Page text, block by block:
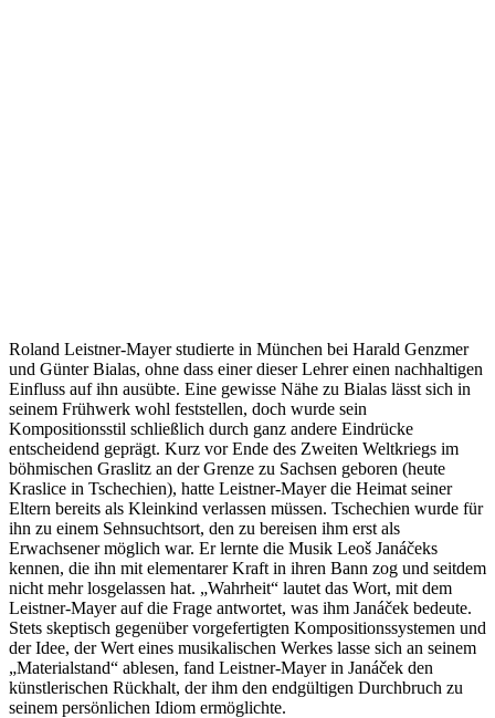
Roland Leistner-Mayer studierte in München bei Harald Genzmer
und Günter Bialas, ohne dass einer dieser Lehrer einen nachhaltigen
Einfluss auf ihn ausübte. Eine gewisse Nähe zu Bialas lässt sich in
seinem Frühwerk wohl feststellen, doch wurde sein
Kompositionsstil schließlich durch ganz andere Eindrücke
entscheidend geprägt. Kurz vor Ende des Zweiten Weltkriegs im
böhmischen Graslitz an der Grenze zu Sachsen geboren (heute
Kraslice in Tschechien), hatte Leistner-Mayer die Heimat seiner
Eltern bereits als Kleinkind verlassen müssen. Tschechien wurde für
ihn zu einem Sehnsuchtsort, den zu bereisen ihm erst als
Erwachsener möglich war. Er lernte die Musik Leoš Janáčeks
kennen, die ihn mit elementarer Kraft in ihren Bann zog und seitdem
nicht mehr losgelassen hat. „Wahrheit“ lautet das Wort, mit dem
Leistner-Mayer auf die Frage antwortet, was ihm Janáček bedeute.
Stets skeptisch gegenüber vorgefertigten Kompositionssystemen und
der Idee, der Wert eines musikalischen Werkes lasse sich an seinem
„Materialstand“ ablesen, fand Leistner-Mayer in Janáček den
künstlerischen Rückhalt, der ihm den endgültigen Durchbruch zu
seinem persönlichen Idiom ermöglichte.